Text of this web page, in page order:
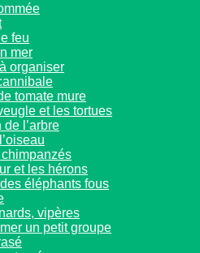
feu
mer
organiser
tomate mure
et les tortues
de l’arbre
et les hérons
éléphants fous
vipères
un petit groupe